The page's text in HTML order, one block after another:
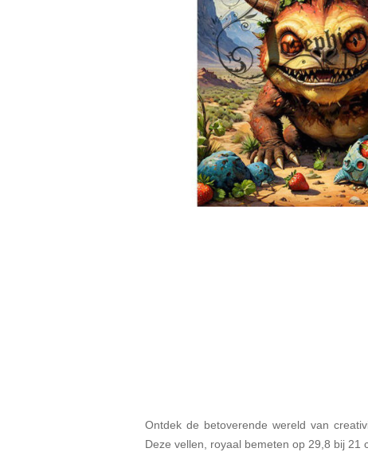
Ontdek de betoverende wereld van
Deze vellen, royaal bemeten op 29,8 bij